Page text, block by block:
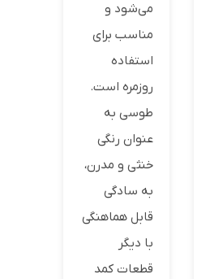
می‌شود و
مناسب برای
استفاده
روزمره است.
طوسی به
عنوان رنگی
خنثی و مدرن،
به سادگی
قابل هماهنگی
با دیگر
قطعات کمد